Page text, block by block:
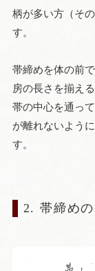
柄が多い方（そ
す。
帯締めを体の前
房の長さを揃え
帯の中心を通っ
が離れないよう
す。
2. 帯締め